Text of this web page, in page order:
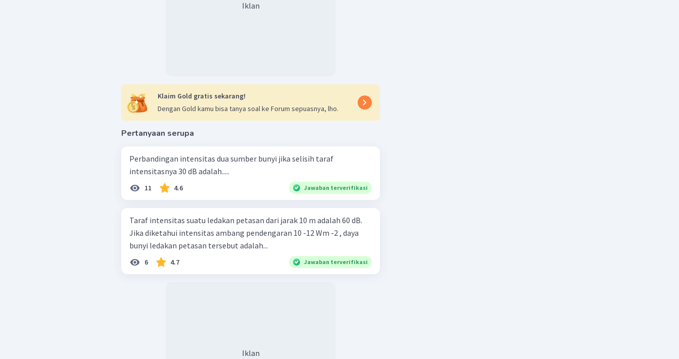
Iklan
Klaim Gold gratis sekarang!
Dengan Gold kamu bisa tanya soal ke Forum sepuasnya, lho.
Pertanyaan serupa
Perbandingan intensitas dua sumber bunyi jika selisih taraf
intensitasnya 30 dB adalah.....
11 4.6 Jawaban terverifikasi
Taraf intensitas suatu ledakan petasan dari jarak 10 m adalah 60 dB.
Jika diketahui intensitas ambang pendengaran 10 -12 Wm -2 , daya
bunyi ledakan petasan tersebut adalah...
6 4.7 Jawaban terverifikasi
Iklan